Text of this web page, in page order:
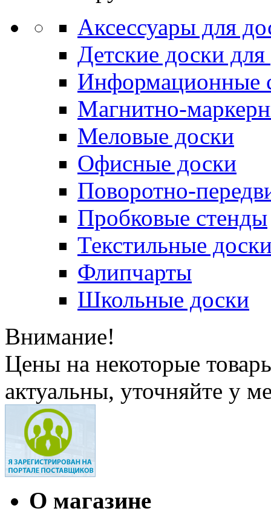
Аксессуары для
Детские доски
Информационные
Магнитно-
Меловые доски
Офисные доски
Поворотно-
Пробковые стенды
Текстильные
Флипчарты
Школьные доски
Внимание!
Цены на некоторые
актуальны, уточняйте у
О магазине